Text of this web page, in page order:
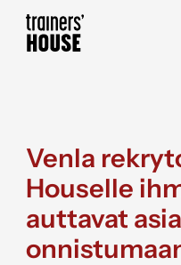
Siirry sisältöön
Trainers' House
Venla
Houselle
auttavat